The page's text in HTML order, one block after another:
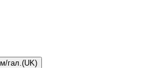
м/гал.(UK)